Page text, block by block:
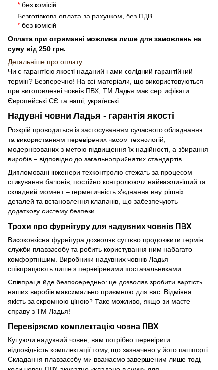
* без комісій
Безготівкова оплата за рахунком, без ПДВ
* без комісій
Оплата при отриманні можлива лише для замовлень на
суму від 250 грн.
Детальніше про оплату
Чи є гарантією якості наданий нами солідний гарантійний
термін? Безперечно! На всі матеріали, що використовуються
при виготовленні човнів ПВХ, ТМ Ладья має сертифікати.
Європейські СЄ та наші, українські.
Надувні човни Ладья - гарантія якості
Розкрій проводиться із застосуванням сучасного обладнання
та використанням перевірених часом технологій,
модернізованих з метою підвищення їх надійності, а збирання
виробів – відповідно до загальноприйнятих стандартів.
Дипломовані інженери техконтролю стежать за процесом
стикування балонів, постійно контролюючи найважливіший та
складний момент – герметичність з'єднання внутрішніх
деталей та встановлення клапанів, що забезпечують
додаткову систему безпеки.
Трохи про фурнітуру для надувних човнів ПВХ
Високоякісна фурнітура дозволяє суттєво продовжити термін
служби плавзасобу та робить користування ним набагато
комфортнішим. Виробники надувних човнів Ладья
співпрацюють лише з перевіреними постачальниками.
Співпраця йде безпосередньо: це дозволяє зробити вартість
наших виробів максимально приємною для вас. Відмінна
якість за скромною ціною? Таке можливо, якщо ви маєте
справу з ТМ Ладья!
Перевіряємо комплектацію човна ПВХ
Купуючи надувний човен, вам потрібно перевірити
відповідність комплектації тому, що зазначено у його пашпортi.
Складання плавзасобу ми вважаємо завершеним лише тоді,